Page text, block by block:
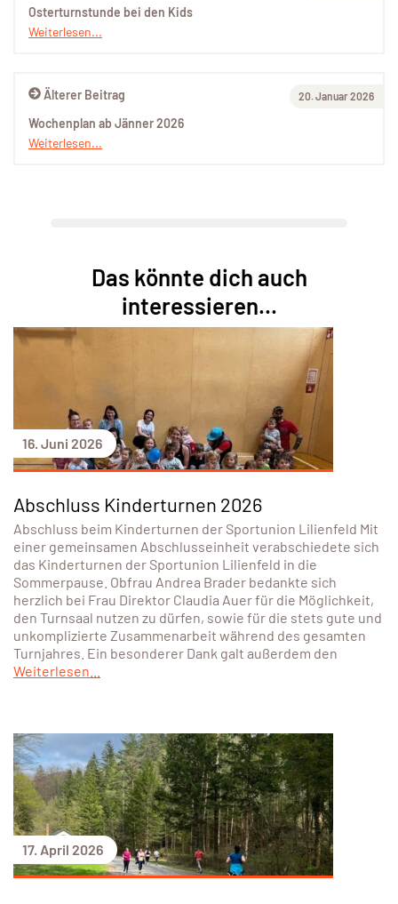
Älterer Beitrag 20. Januar 2026
Wochenplan ab Jänner 2026
Weiterlesen...
Osterturnstunde bei den Kids
Weiterlesen...
Das könnte dich auch
interessieren...
16. Juni 2026
Abschluss Kinderturnen 2026
Abschluss beim Kinderturnen der Sportunion Lilienfeld Mit
einer gemeinsamen Abschlusseinheit verabschiedete sich
das Kinderturnen der Sportunion Lilienfeld in die
Sommerpause. Obfrau Andrea Brader bedankte sich
herzlich bei Frau Direktor Claudia Auer für die Möglichkeit,
den Turnsaal nutzen zu dürfen, sowie für die stets gute und
unkomplizierte Zusammenarbeit während des gesamten
Turnjahres. Ein besonderer Dank galt außerdem den
Weiterlesen...
17. April 2026